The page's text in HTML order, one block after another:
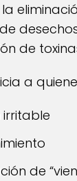
de
a
irritable
de